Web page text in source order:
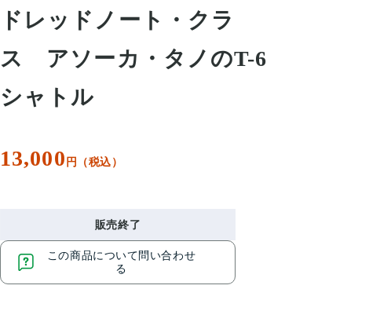
ドレッドノート・クラ
ス アソーカ・タノのT-6
シャトル
13,000 円（税込）
販売終了
この商品について問い合わせ
る